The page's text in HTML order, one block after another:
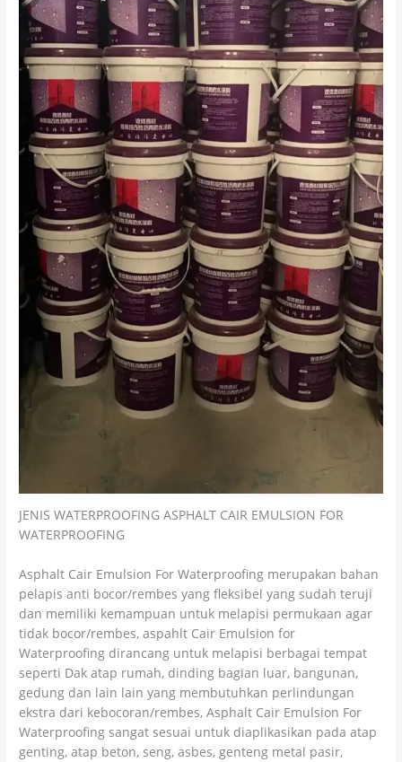
JENIS WATERPROOFING ASPHALT CAIR EMULSION FOR
WATERPROOFING
Asphalt Cair Emulsion For Waterproofing merupakan bahan
pelapis anti bocor/rembes yang fleksibel yang sudah teruji
dan memiliki kemampuan untuk melapisi permukaan agar
tidak bocor/rembes, aspahlt Cair Emulsion for
Waterproofing dirancang untuk melapisi berbagai tempat
seperti Dak atap rumah, dinding bagian luar, bangunan,
gedung dan lain lain yang membutuhkan perlindungan
ekstra dari kebocoran/rembes, Asphalt Cair Emulsion For
Waterproofing sangat sesuai untuk diaplikasikan pada atap
genting, atap beton, seng, asbes, genteng metal pasir,